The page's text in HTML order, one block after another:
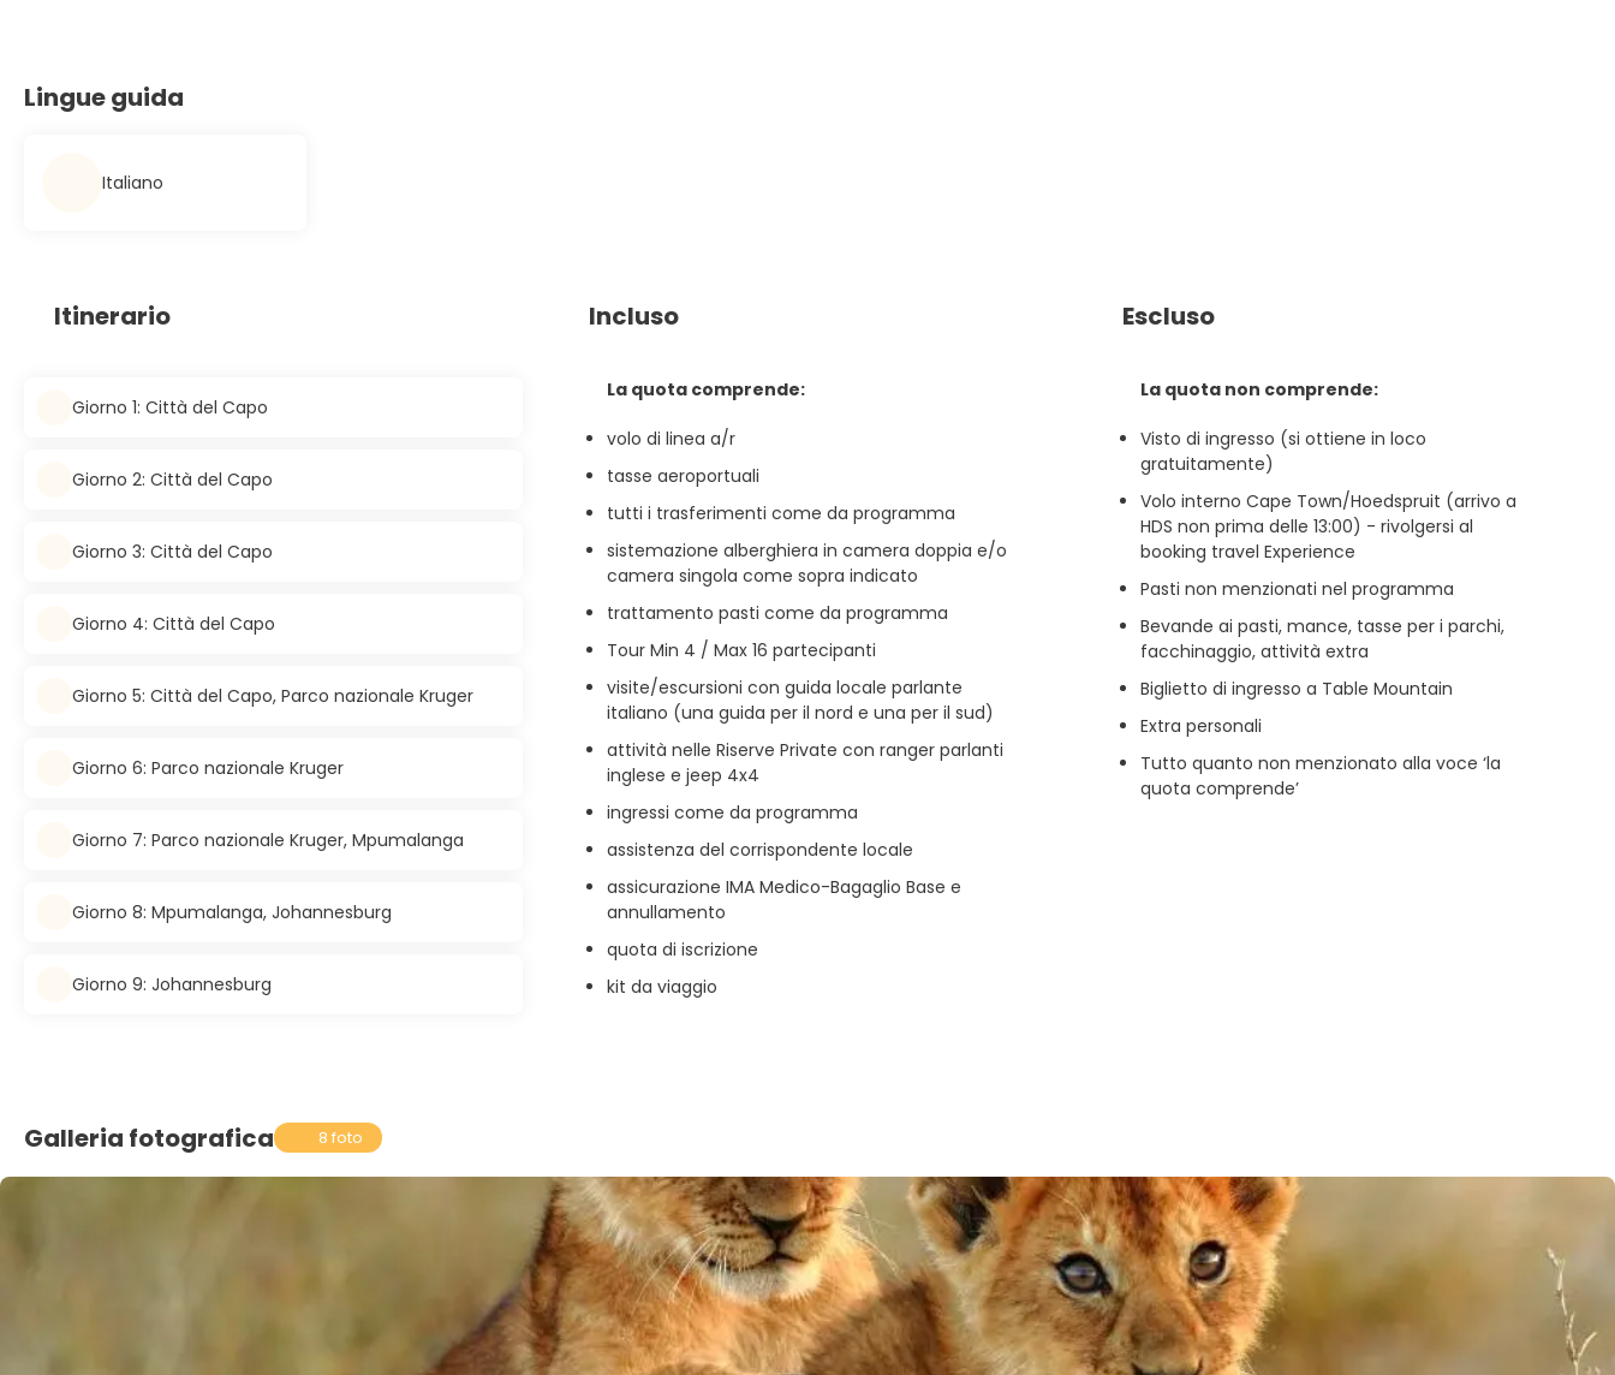
Lingue guida
Italiano
Itinerario
Giorno 1: Città del Capo
Giorno 2: Città del Capo
Giorno 3: Città del Capo
Giorno 4: Città del Capo
Giorno 5: Città del Capo, Parco nazionale Kruger
Giorno 6: Parco nazionale Kruger
Giorno 7: Parco nazionale Kruger, Mpumalanga
Giorno 8: Mpumalanga, Johannesburg
Giorno 9: Johannesburg
Incluso
La quota comprende:
volo di linea a/r
tasse aeroportuali
tutti i trasferimenti come da programma
sistemazione alberghiera in camera doppia e/o
camera singola come sopra indicato
trattamento pasti come da programma
Tour Min 4 / Max 16 partecipanti
visite/escursioni con guida locale parlante
italiano (una guida per il nord e una per il sud)
attività nelle Riserve Private con ranger parlanti
inglese e jeep 4x4
ingressi come da programma
assistenza del corrispondente locale
assicurazione IMA Medico-Bagaglio Base e
annullamento
quota di iscrizione
kit da viaggio
Escluso
La quota non comprende:
Visto di ingresso (si ottiene in loco
gratuitamente)
Volo interno Cape Town/Hoedspruit (arrivo a
HDS non prima delle 13:00) - rivolgersi al
booking travel Experience
Pasti non menzionati nel programma
Bevande ai pasti, mance, tasse per i parchi,
facchinaggio, attività extra
Biglietto di ingresso a Table Mountain
Extra personali
Tutto quanto non menzionato alla voce ‘la
quota comprende’
Galleria fotografica 8 foto